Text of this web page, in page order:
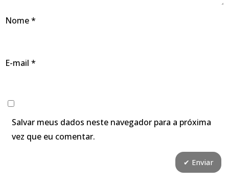
Nome*
E-mail *
Salvar meus dados neste navegador para a próxima
vez que eu comentar.